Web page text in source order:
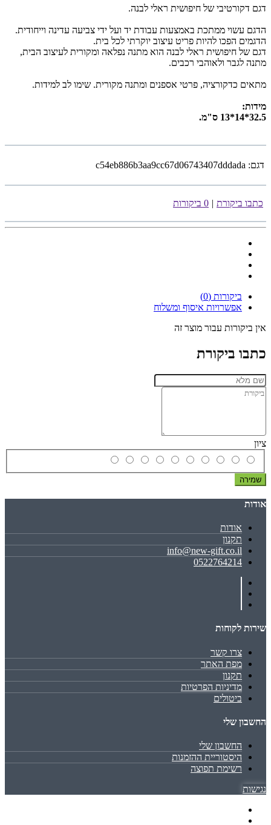
דגם דקורטיבי של חיפושית ראלי לבנה.
הדגם עשוי ממתכת באמצעות עבודת יד ועל ידי צביעה עדינה וייחודית.
הדגמים הפכו להיות פריט עיצוב יוקרתי לכל בית.
דגם של חיפושית ראלי לבנה הוא מתנה נפלאה ומקורית לעיצוב הבית,
מתנה לגבר ולאוהבי רכבים.
מתאים כדקורציה, פרטי אספנים ומתנה מקורית. שימו לב למידות.
מידות:
32.5*14*13 ס"מ.
דגם: c54eb886b3aa9cc67d06743407dddada
כתבו ביקורת | 0 ביקורות
ביקורות (0)
אפשרויות איסוף ומשלוח
אין ביקורות עבור מוצר זה
כתבו ביקורת
ציון
שמירה
אודות
אודות
תקנון
info@new-gift.co.il
0522764214
שירות לקוחות
צרו קשר
מפת האתר
תקנון
מדיניות הפרטיות
ביטולים
החשבון שלי
החשבון שלי
היסטוריית ההזמנות
רשימת תפוצה
נגישות